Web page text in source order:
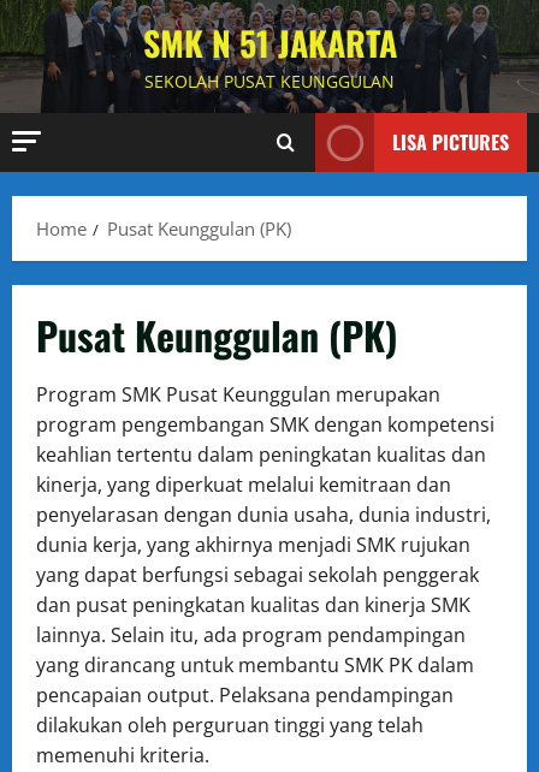
Skip
to
content
SMK N 51 JAKARTA
SEKOLAH PUSAT KEUNGGULAN
LISA PICTURES
Home Pusat Keunggulan (PK)
Pusat Keunggulan (PK)
Program SMK Pusat Keunggulan merupakan
program pengembangan SMK dengan kompetensi
keahlian tertentu dalam peningkatan kualitas dan
kinerja, yang diperkuat melalui kemitraan dan
penyelarasan dengan dunia usaha, dunia industri,
dunia kerja, yang akhirnya menjadi SMK rujukan
yang dapat berfungsi sebagai sekolah penggerak
dan pusat peningkatan kualitas dan kinerja SMK
lainnya. Selain itu, ada program pendampingan
yang dirancang untuk membantu SMK PK dalam
pencapaian output. Pelaksana pendampingan
dilakukan oleh perguruan tinggi yang telah
memenuhi kriteria.